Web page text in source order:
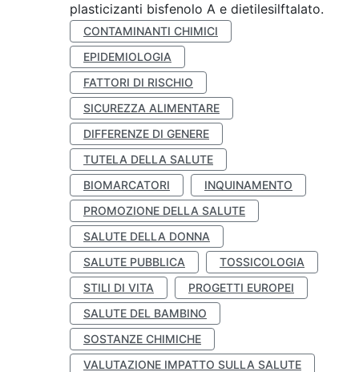
plasticizanti bisfenolo A e dietilesilftalato.
CONTAMINANTI CHIMICI
EPIDEMIOLOGIA
FATTORI DI RISCHIO
SICUREZZA ALIMENTARE
DIFFERENZE DI GENERE
TUTELA DELLA SALUTE
BIOMARCATORI
INQUINAMENTO
PROMOZIONE DELLA SALUTE
SALUTE DELLA DONNA
SALUTE PUBBLICA
TOSSICOLOGIA
STILI DI VITA
PROGETTI EUROPEI
SALUTE DEL BAMBINO
SOSTANZE CHIMICHE
VALUTAZIONE IMPATTO SULLA SALUTE